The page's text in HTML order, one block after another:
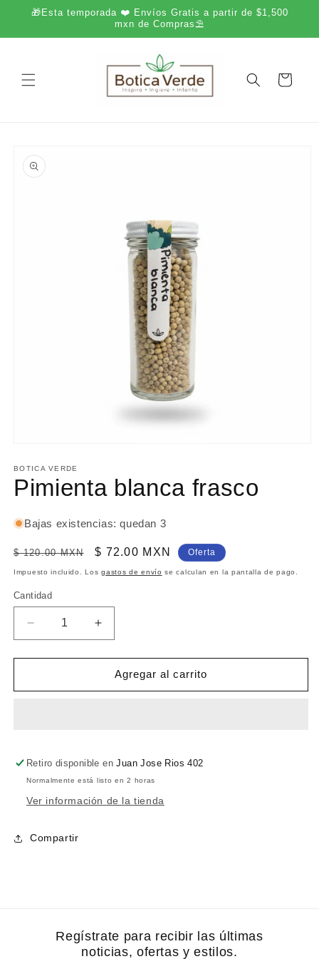
directamente
🎁Esta temporada ❤️ Envíos Gratis a partir de $1,500
mxn de Compras⛱️
Carrito
a la
información
multimedia
1
en
modal
BOTICA VERDE
Pimienta blanca frasco
Bajas existencias: quedan 3
Precio
habitual
$ 120.00 MXN
Precio
de
$ 72.00 MXN Oferta
Impuesto incluido. Losgastos de envío se calculan en la pantalla de pago.
Cantidad
Reducir
cantidad
para
blanca
Aumentar
cantidad
para
Pimienta
blanca
Agregar al carrito
Retiro disponible enJuan Jose Rios 402
Normalmente está listo en 2 horas
Ver información de la tienda
Compartir
Regístrate para recibir las últimas
noticias, ofertas y estilos.